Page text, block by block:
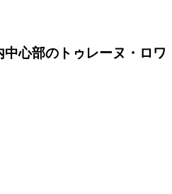
心部のトゥレーヌ・ロワ